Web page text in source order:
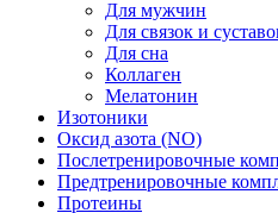
Для мужчин
Для связок и
Для сна
Коллаген
Мелатонин
Изотоники
Оксид азота (NO)
Послетренировочные
Предтренировочные
Протеины